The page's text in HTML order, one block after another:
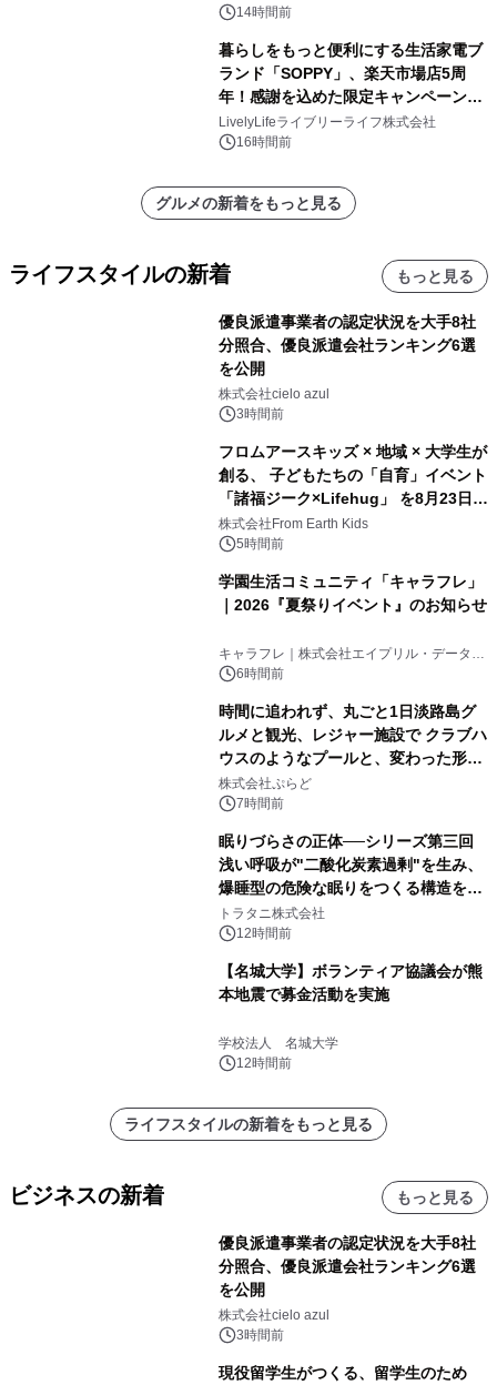
14時間前
暮らしをもっと便利にする生活家電ブ
ランド「SOPPY」、楽天市場店5周
年！感謝を込めた限定キャンペーンを
8月10日より開催
LivelyLifeライブリーライフ株式会社
16時間前
グルメの新着をもっと見る
ライフスタイルの新着 もっと見る
優良派遣事業者の認定状況を大手8社
分照合、優良派遣会社ランキング6選
を公開
株式会社cielo azul
3時間前
フロムアースキッズ × 地域 × 大学生が
創る、 子どもたちの「自育」イベント
「諸福ジーク×Lifehug」 を8月23日
(日)開催
株式会社From Earth Kids
5時間前
学園生活コミュニティ「キャラフレ」
｜2026『夏祭りイベント』のお知らせ
キャラフレ｜株式会社エイプリル・データ・
デザインズ
6時間前
時間に追われず、丸ごと1日淡路島グ
ルメと観光、レジャー施設で クラブハ
ウスのようなプールと、変わった形の
サウナも 「THE BOXY AWAJI」のお
得な素泊まり連泊プランで
株式会社ぷらど
7時間前
眠りづらさの正体──シリーズ第三回
浅い呼吸が"二酸化炭素過剰"を生み、
爆睡型の危険な眠りをつくる構造を解
説
トラタニ株式会社
12時間前
【名城大学】ボランティア協議会が熊
本地震で募金活動を実施
学校法人 名城大学
12時間前
ライフスタイルの新着をもっと見る
ビジネスの新着 もっと見る
優良派遣事業者の認定状況を大手8社
分照合、優良派遣会社ランキング6選
を公開
株式会社cielo azul
3時間前
現役留学生がつくる、留学生のため